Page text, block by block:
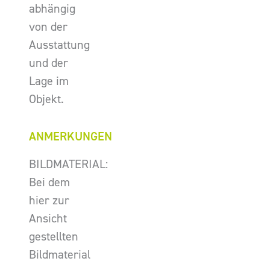
abhängig
von der
Ausstattung
und der
Lage im
Objekt.
ANMERKUNGEN
BILDMATERIAL:
Bei dem
hier zur
Ansicht
gestellten
Bildmaterial